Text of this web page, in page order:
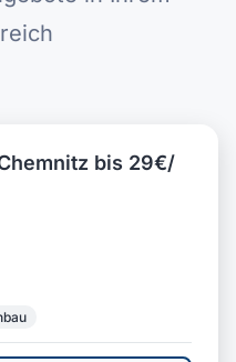
bis 29€/